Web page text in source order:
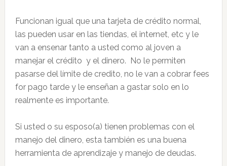
Funcionan igual que una tarjeta de crédito normal,
las pueden usar en las tiendas, el internet, etc y le
van a ensenar tanto a usted como al joven a
manejar el crédito y el dinero. No le permiten
pasarse del límite de credito, no le van a cobrar fees
for pago tarde y le enseñan a gastar solo en lo
realmente es importante.
Si usted o su esposo(a) tienen problemas con el
manejo del dinero, esta también es una buena
herramienta de aprendizaje y manejo de deudas.